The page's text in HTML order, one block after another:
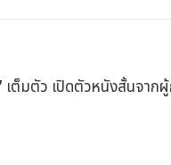
เต็มตัว เปิดตัวหนังสั้นจาก